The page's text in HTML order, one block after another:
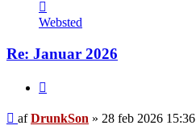
DrunkSon
Websted
Re: Januar 2026
Indlæg
afDrunkSon » 28 feb 2026 15:36